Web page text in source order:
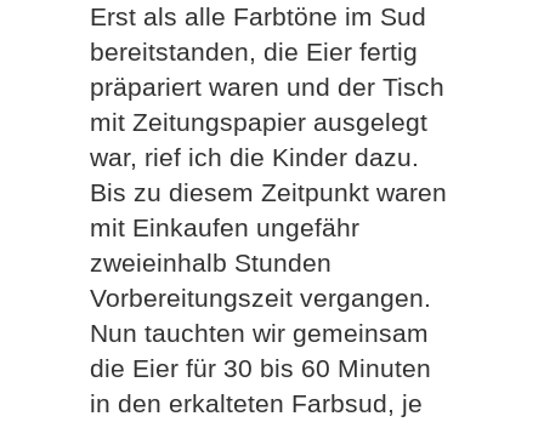
Erst als alle Farbtöne im Sud
bereitstanden, die Eier fertig
präpariert waren und der Tisch
mit Zeitungspapier ausgelegt
war, rief ich die Kinder dazu.
Bis zu diesem Zeitpunkt waren
mit Einkaufen ungefähr
zweieinhalb Stunden
Vorbereitungszeit vergangen.
Nun tauchten wir gemeinsam
die Eier für 30 bis 60 Minuten
in den erkalteten Farbsud, je